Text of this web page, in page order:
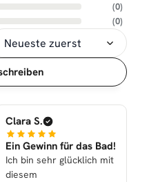
(0)
(0)
Clara S.
Ein Gewinn für das Bad!
Ich bin sehr glücklich mit
diesem